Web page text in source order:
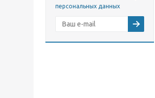
персональных данных